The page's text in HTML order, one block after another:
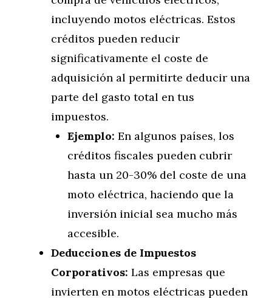
incluyendo motos eléctricas. Estos
créditos pueden reducir
significativamente el coste de
adquisición al permitirte deducir una
parte del gasto total en tus
impuestos.
Ejemplo: En algunos países, los
créditos fiscales pueden cubrir
hasta un 20-30% del coste de una
moto eléctrica, haciendo que la
inversión inicial sea mucho más
accesible.
Deducciones de Impuestos
Corporativos: Las empresas que
invierten en motos eléctricas pueden